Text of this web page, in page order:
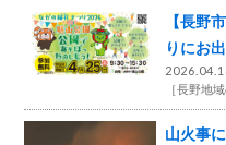
【長野
りにお
［長野地域
山火事